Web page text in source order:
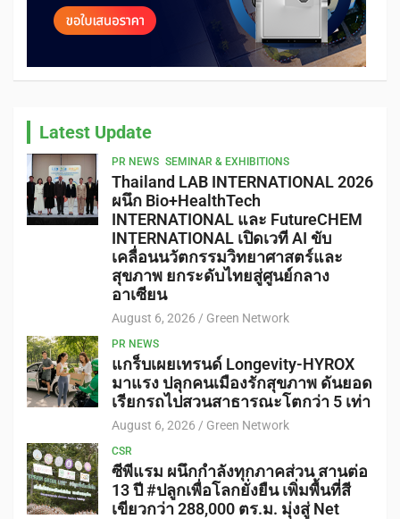
Latest Update
PR NEWS SEMINAR & EXHIBITIONS
Thailand LAB INTERNATIONAL 2026
ผนึก Bio+HealthTech
INTERNATIONAL และ FutureCHEM
INTERNATIONAL เปิดเวที AI ขับ
เคลื่อนนวัตกรรมวิทยาศาสตร์และ
สุขภาพ ยกระดับไทยสู่ศูนย์กลาง
อาเซียน
August 6, 2026 Green Network
PR NEWS
แกร็บเผยเทรนด์ Longevity-HYROX
มาแรง ปลุกคนเมืองรักสุขภาพ ดันยอด
เรียกรถไปสวนสาธารณะโตกว่า 5 เท่า
August 6, 2026 Green Network
CSR
ซีพีแรม ผนึกกำลังทุกภาคส่วน สานต่อ
13 ปี #ปลูกเพื่อโลกยั่งยืน เพิ่มพื้นที่สี
เขียวกว่า 288,000 ตร.ม. มุ่งสู่ Net